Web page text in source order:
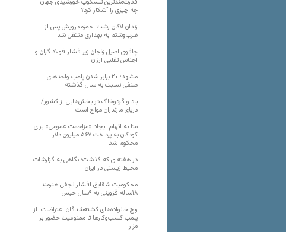
چه چیزی را آشکار کرد؟
زندان لاکان رشت؛ حمزه درویش پس از
ضرب‌وشتم به بهداری منتقل شد
چاقوی اصیل زنجان زیر فشار فولاد گران و
اجناس تقلبی ارزان
مشهد؛ ۲۰ برابر شدن پلمب واحدهای
صنفی نسبت به سال گذشته
باد و گردوخاک در بخش‌هایی از کشور/
دریای مازندران مواج است
متا به اتهام ایجاد «مزاحمت عمومی» برای
کودکان به پرداخت ۵۶۷ میلیون دلار
محکوم شد
در هفته‌ای که گذشت؛ نگاهی به گزارشات
محیط زیستی در ایران
محکومیت شقایق افشار نجفی هنرمند
۱۸ساله قزوینی به ۹سال حبس
رنج خانواده‌های کشته‌شدگان اعتراضات؛ از
پلمب کسب‌وکارها تا ممنوعیت حضور بر
مزار